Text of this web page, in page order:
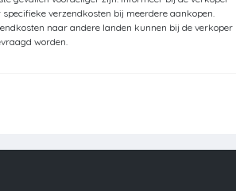
specifieke verzendkosten bij meerdere aankopen.
naar andere landen kunnen bij de verkoper
worden.